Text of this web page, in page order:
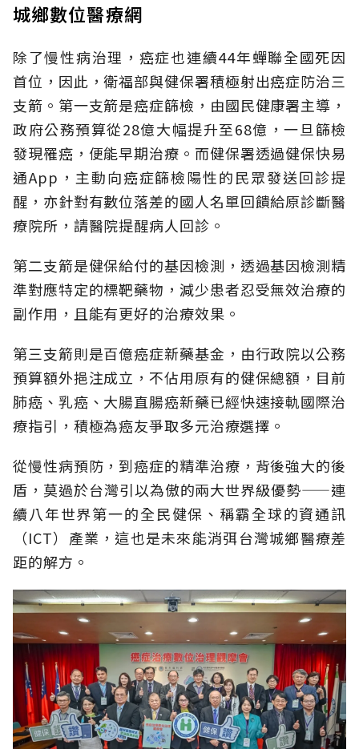
城鄉數位醫療網
除了慢性病治理，癌症也連續44年蟬聯全國死因
首位，因此，衛福部與健保署積極射出癌症防治三
支箭。第一支箭是癌症篩檢，由國民健康署主導，
政府公務預算從28億大幅提升至68億，一旦篩檢
發現罹癌，便能早期治療。而健保署透過健保快易
通App，主動向癌症篩檢陽性的民眾發送回診提
醒，亦針對有數位落差的國人名單回饋給原診斷醫
療院所，請醫院提醒病人回診。
第二支箭是健保給付的基因檢測，透過基因檢測精
準對應特定的標靶藥物，減少患者忍受無效治療的
副作用，且能有更好的治療效果。
第三支箭則是百億癌症新藥基金，由行政院以公務
預算額外挹注成立，不佔用原有的健保總額，目前
肺癌、乳癌、大腸直腸癌新藥已經快速接軌國際治
療指引，積極為癌友爭取多元治療選擇。
從慢性病預防，到癌症的精準治療，背後強大的後
盾，莫過於台灣引以為傲的兩大世界級優勢——連
續八年世界第一的全民健保、稱霸全球的資通訊
（ICT）產業，這也是未來能消弭台灣城鄉醫療差
距的解方。